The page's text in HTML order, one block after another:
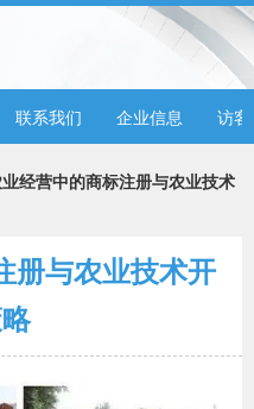
联系我们 企业信息 访客
经营中的商标注册与农业技术
册与农业技术开